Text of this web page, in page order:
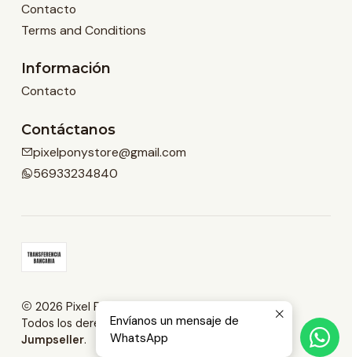
Contacto
Terms and Conditions
Información
Contacto
Contáctanos
pixelponystore@gmail.com
56933234840
2026 Pixel Pony Store.
Todos los derechos reservados.Desarrollado por
Jumpseller.
Envíanos un mensaje de
WhatsApp